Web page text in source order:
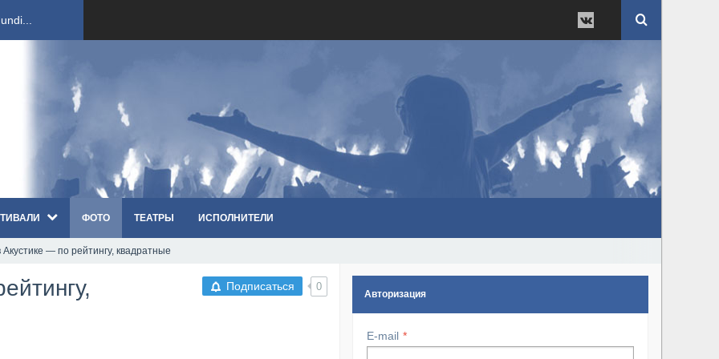
ко...
«Th...
«...
ФОТО ТЕАТРЫ ИСПОЛНИТЕЛИ
Акустике — по рейтингу, квадратные
Подписаться 0
Авторизация
E-mail